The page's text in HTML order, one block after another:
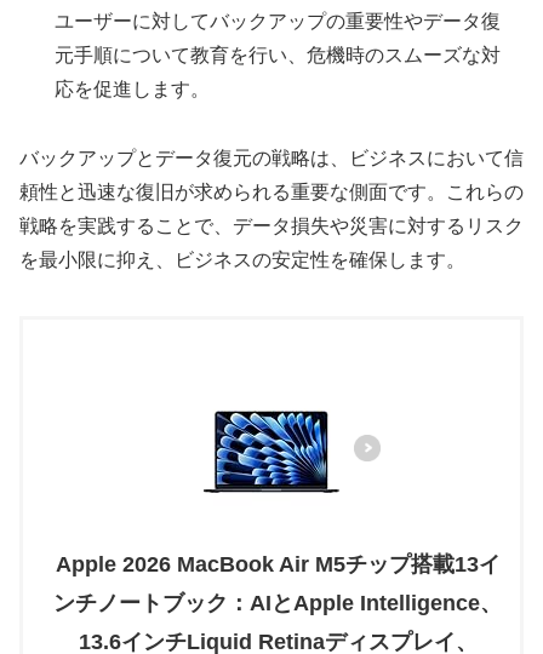
ユーザーに対してバックアップの重要性やデータ復
元手順について教育を行い、危機時のスムーズな対
応を促進します。
バックアップとデータ復元の戦略は、ビジネスにおいて信
頼性と迅速な復旧が求められる重要な側面です。これらの
戦略を実践することで、データ損失や災害に対するリスク
を最小限に抑え、ビジネスの安定性を確保します。
Apple 2026 MacBook Air M5チップ搭載13イ
ンチノートブック：AIとApple Intelligence、
13.6インチLiquid Retinaディスプレイ、